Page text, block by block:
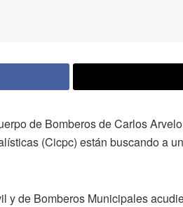
de Bomberos de Carlos
(Cicpc) están buscando a
y de Bomberos Municipales